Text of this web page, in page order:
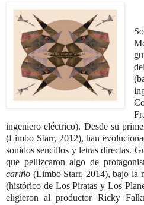
ingeniero eléctrico). Desde su
(Limbo Starr, 2012), han
sonidos sencillos y letras directas.
que pellizcaron algo de
cariño (Limbo Starr, 2014), bajo la
(histórico de Los Piratas y Los
eligieron al productor Ricky